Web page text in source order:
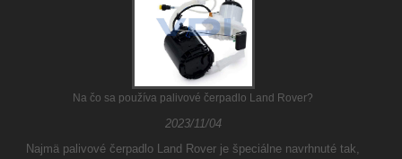
Na čo sa používa palivové čerpadlo Land Rover?
2023/11/04
Najmä palivové čerpadlo Land Rover je špeciálne navrhnuté tak,